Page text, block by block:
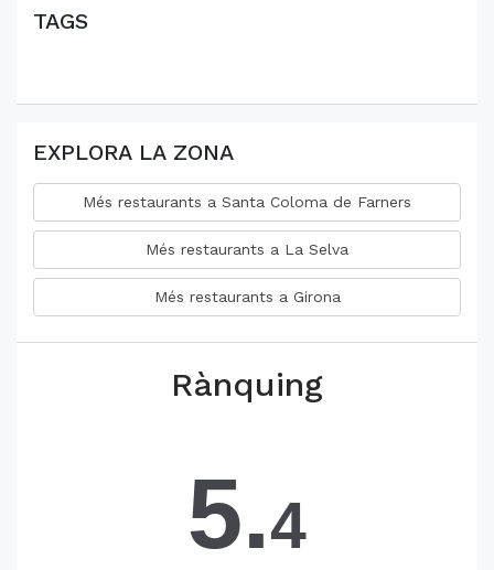
TAGS
EXPLORA LA ZONA
Més restaurants a Santa Coloma de Farners
Més restaurants a La Selva
Més restaurants a Girona
Rànquing
5.4